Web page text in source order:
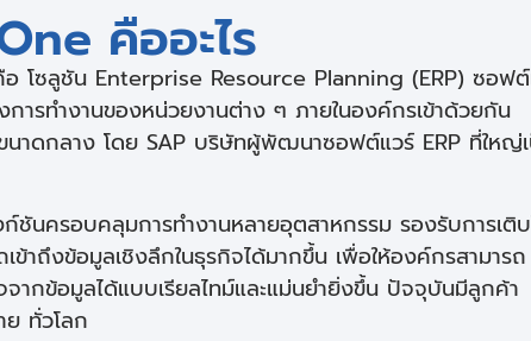
คืออะไร
โซลูชัน Enterprise Resource Planning (ERP) ซอฟ
ารทำงานของหน่วยงานต่าง ๆ ภายในองค์กรเข้าด้วยกัน
นาดกลาง โดย SAP บริษัทผู้พัฒนาซอฟต์แวร์ ERP ที่ใหญ่
ชันครอบคลุมการทำงานหลายอุตสาหกรรม รองรับการเติ
ข้าถึงข้อมูลเชิงลึกในธุรกิจได้มากขึ้น เพื่อให้องค์กรสามารถ
จากข้อมูลได้แบบเรียลไทม์และแม่นยำยิ่งขึ้น ปัจจุบันมีลูกค้า
ย ทั่วโลก